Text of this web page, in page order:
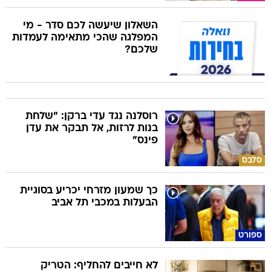
השאלון שיעשה לכם סדר - מי
המפלגה שהכי מתאימה לעמדות
שלכם?
סלבס
רוסלנה נגד עדי ברקן: "שלחת
בנות לרזות, אל תבקר את עדן
פינס"
ספורט
כך שמעון מזרחי יכריע בסוגיית
הבעלות במכבי תל אביב
לא חייבים להחליף: הטריק